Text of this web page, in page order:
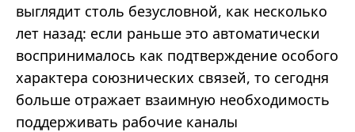
выглядит столь безусловной, как несколько
лет назад: если раньше это автоматически
воспринималось как подтверждение особого
характера союзнических связей, то сегодня
больше отражает взаимную необходимость
поддерживать рабочие каналы